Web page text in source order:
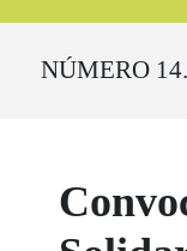
NÚMERO